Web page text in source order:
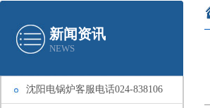
新闻资讯
NEWS
沈阳电锅炉客服电话024-838106